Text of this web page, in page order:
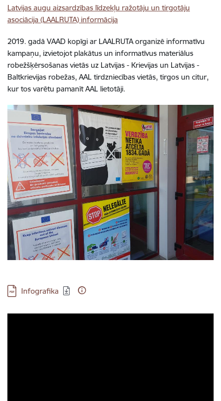
Latvijas augu aizsardzības līdzekļu ražotāju un tirgotāju
asociācija (LAALRUTA) informācija
2019. gadā VAAD kopīgi ar LAALRUTA organizē informatīvu
kampaņu, izvietojot plakātus un informatīvus materiālus
robežšķērsošanas vietās uz Latvijas - Krievijas un Latvijas -
Baltkrievijas robežas, AAL tirdzniecības vietās, tirgos un citur,
kur tos varētu pamanīt AAL lietotāji.
Lejupielādēt:
Infografika